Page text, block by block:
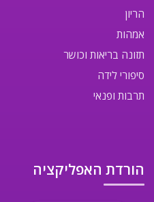
הריון
אמהות
תזונה בריאות וכושר
סיפורי לידה
תרבות ופנאי
הורדת האפליקציה